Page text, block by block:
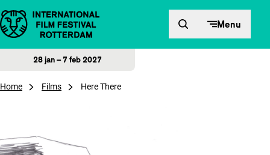
Direct naar inhoud Menu
28 jan – 7 feb 2027
Home Films Here There